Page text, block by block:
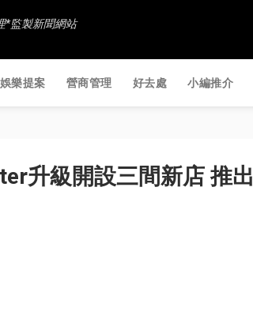
*監製新聞網站
娛樂提案 營商管理 好去處 小編推介
升級開設三間新店 推出